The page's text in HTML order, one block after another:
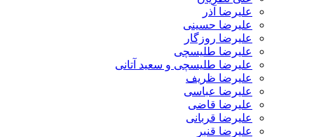
علیرضا آذر
علیرضا حسینی
علیرضا روزگار
علیرضا طلیسچی
علیرضا طلیسچی و سعید آتانی
علیرضا ظریف
علیرضا عباسی
علیرضا قاضی
علیرضا قربانی
علیرضا قنبر